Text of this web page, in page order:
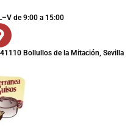
de 9:00 a 15:00
41110 Bollullos de la Mitación, Sevilla